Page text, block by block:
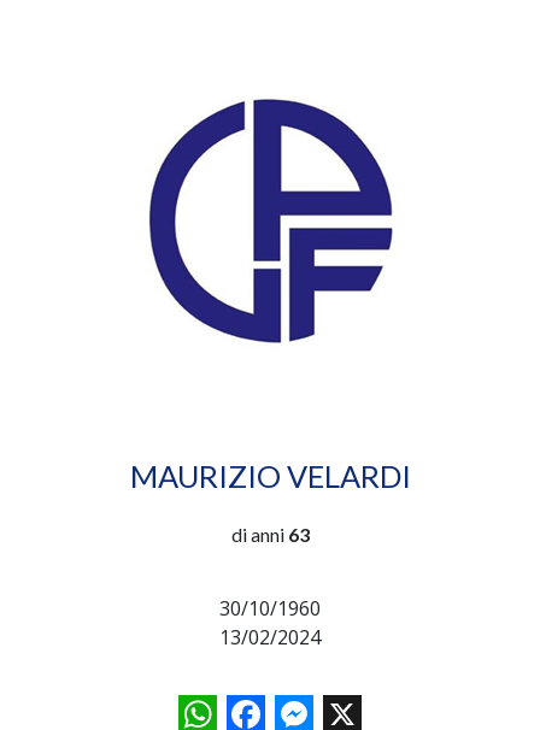
MAURIZIO VELARDI
di anni 63
30/10/1960
13/02/2024
WhatsAppFacebookMessenger
X